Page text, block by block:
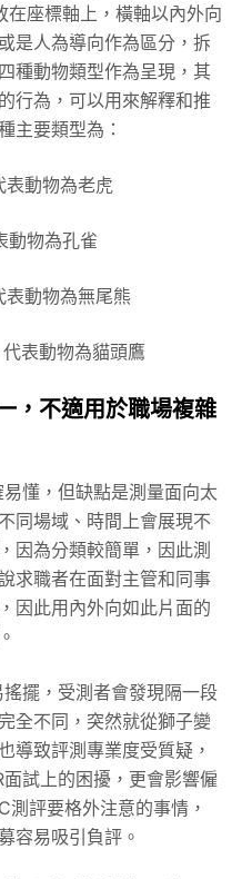
在座標軸上，橫軸以內外向
是人為導向作為區分，拆
種動物類型作為呈現，其
行為，可以用來解釋和推
主要類型為：
動物為老虎
動物為孔雀
動物為無尾熊
表動物為貓頭鷹
，不適用於職場複雜
懂，但缺點是測量面向太
同場域、時間上會展現不
因為分類較簡單，因此測
求職者在面對主管和同事
因此用內外向如此片面的
擺，受測者會發現隔一段
全不同，突然就從獅子變
導致評測專業度受質疑，
試上的困擾，更會影響僱
測評要格外注意的事情，
容易吸引負評。